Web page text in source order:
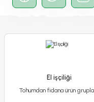
El işçiliği
Tohumdan fidana ürün